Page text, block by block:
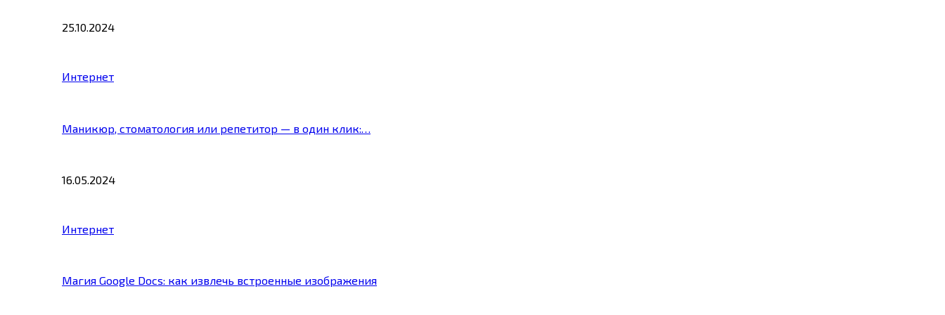
25.10.2024
Интернет
Маникюр, стоматология или репетитор — в один клик:…
16.05.2024
Интернет
Магия Google Docs: как извлечь встроенные изображения